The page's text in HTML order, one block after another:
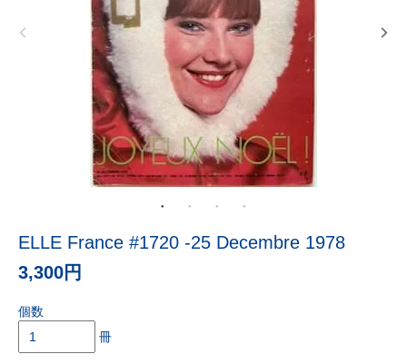
ELLE France #1720 -25 Decembre 1978
3,300円
個数
冊